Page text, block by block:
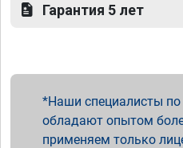
Гарантия 5 лет
Наши специалисты
обладают опытом
применяем только